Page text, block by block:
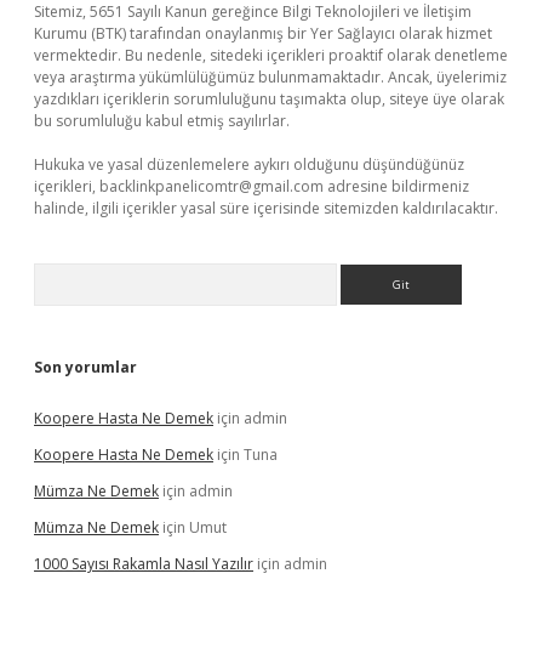
Sitemiz, 5651 Sayılı Kanun gereğince Bilgi Teknolojileri ve İletişim
Kurumu (BTK) tarafından onaylanmış bir Yer Sağlayıcı olarak hizmet
vermektedir. Bu nedenle, sitedeki içerikleri proaktif olarak denetleme
veya araştırma yükümlülüğümüz bulunmamaktadır. Ancak, üyelerimiz
yazdıkları içeriklerin sorumluluğunu taşımakta olup, siteye üye olarak
bu sorumluluğu kabul etmiş sayılırlar.
Hukuka ve yasal düzenlemelere aykırı olduğunu düşündüğünüz
içerikleri, backlinkpanelicomtr@gmail.com adresine bildirmeniz
halinde, ilgili içerikler yasal süre içerisinde sitemizden kaldırılacaktır.
Son yorumlar
Koopere Hasta Ne Demek için admin
Koopere Hasta Ne Demek için Tuna
Mümza Ne Demek için admin
Mümza Ne Demek için Umut
1000 Sayısı Rakamla Nasıl Yazılır için admin